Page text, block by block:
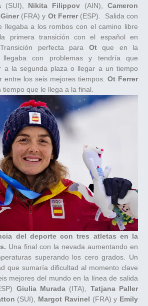
(SUI), Nikita Filippov (AIN),Cameron
(FRA) y Ot Ferrer(ESP). Salida con
llegaba a los rombos con el camino libre
primera transición con el español en
perfecta para Otque en la
llegaba con problemas y tendría que
a la segunda plaza o llegar a un tiempo
entre los seis mejores tiempos. Ot Ferrer
que le llega a la final.
del deporte con tres atletas en la
Una final con la nevada aumentando en
superando los cero grados. Un
que sumaría dificultad al momento clave
mejores del mundo en la línea de salida
Giulia Murada(ITA), Tatjana Paller
(SUI), Margot Ravinel (FRA) y Emily